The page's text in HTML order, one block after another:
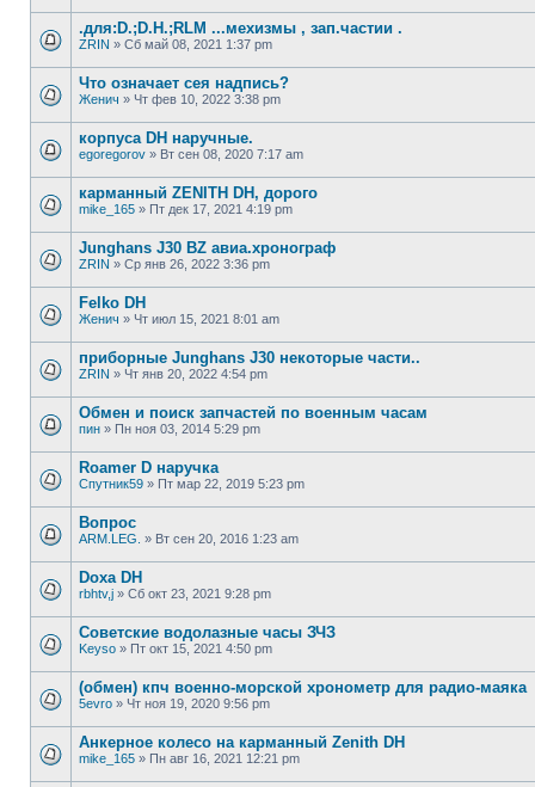
.для:D.;D.H.;RLM ...мехизмы , зап.частии .
ZRIN » Сб май 08, 2021 1:37 pm
Что означает сея надпись?
Женич » Чт фев 10, 2022 3:38 pm
корпуса DH наручные.
egoregorov » Вт сен 08, 2020 7:17 am
карманный ZENITH DH, дорого
mike_165 » Пт дек 17, 2021 4:19 pm
Junghans J30 BZ авиа.хронограф
ZRIN » Ср янв 26, 2022 3:36 pm
Felko DH
Женич » Чт июл 15, 2021 8:01 am
приборные Junghans J30 некоторые части..
ZRIN » Чт янв 20, 2022 4:54 pm
Обмен и поиск запчастей по военным часам
пин » Пн ноя 03, 2014 5:29 pm
Roamer D наручка
Спутник59 » Пт мар 22, 2019 5:23 pm
Вопрос
ARM.LEG. » Вт сен 20, 2016 1:23 am
Doxa DH
rbhtv,j » Сб окт 23, 2021 9:28 pm
Советские водолазные часы ЗЧЗ
Keyso » Пт окт 15, 2021 4:50 pm
(обмен) кпч военно-морской хронометр для радио-маяка
5evro » Чт ноя 19, 2020 9:56 pm
Анкерное колесо на карманный Zenith DH
mike_165 » Пн авг 16, 2021 12:21 pm